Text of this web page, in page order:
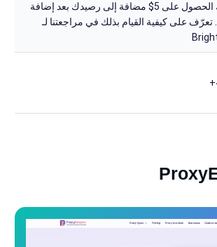
يمكنك الحصول على 5$ مضافة إلى رصيدك بعد إضافة
تعرّف على كيفية القيام بذلك في مراجعتنا لـ